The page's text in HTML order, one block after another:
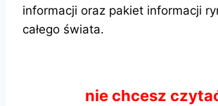
informacji oraz pakiet informacji
całego świata.
nie chcesz